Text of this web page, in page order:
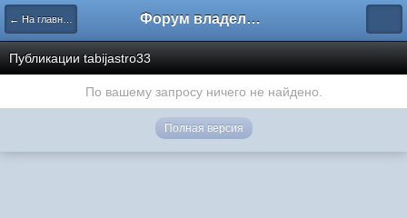
← На главную Форум владельцев интернет-магазинов
Публикации tabijastro33
По вашему запросу ничего не найдено.
Полная версия